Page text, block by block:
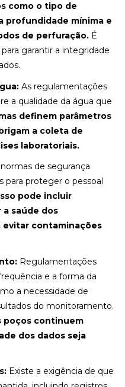
como o tipo de
profundidade mínima e
de perfuração.É
garantir a integridade
As regulamentações
a qualidade da água que
definem parâmetros
a coleta de
laboratoriais.
de segurança
para proteger o pessoal
pode incluir
saúde dos
evitar contaminações
Regulamentações
e a forma da
a necessidade de
do monitoramento.
poços continuem
dos dados seja
Existe a exigência de que